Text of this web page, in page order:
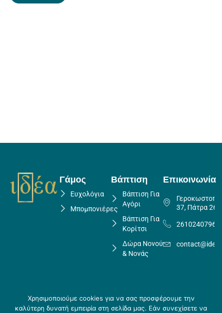
Γάμος
Ευχολόγια
Μπομπονιέρες
Βάπτιση
Βάπτιση Για
Αγόρι
Βάπτιση Για
Κορίτσι
Δώρα Νονού
& Νονάς
Επικοινωνία
37, Πάτρα
2610240796
Copyright © Crafted
Πολιτική Επιστροφών
Χρησιμοποιούμε cookies για να σας προσφέρουμε την
καλύτερη δυνατή εμπειρία στη σελίδα μας. Εάν συνεχίσετε να